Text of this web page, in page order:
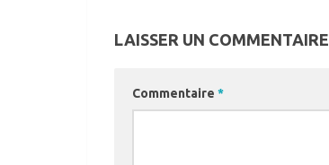
LAISSER UN COMMENTAIRE
Commentaire *